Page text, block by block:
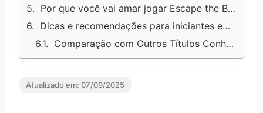
Por que você vai amar jogar Escape the Backrooms
Dicas e recomendações para iniciantes em Escape the Backrooms
Comparação com Outros Títulos Conhecidos
Atualizado em: 07/09/2025